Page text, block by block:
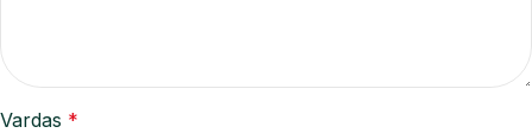
Vardas *